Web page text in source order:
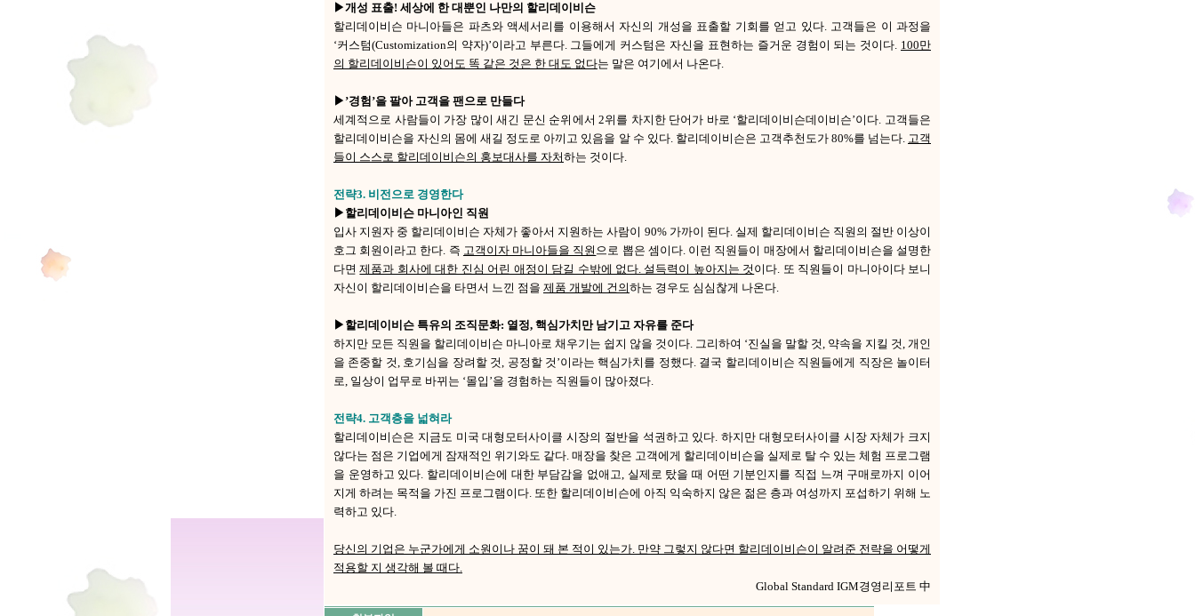
▶개성 표출! 세상에 한 대뿐인 나만의 할리데이비슨
할리데이비슨 마니아들은 파츠와 액세서리를 이용해서 자신의 개성을 표출할 기회를 얻고 있다. 고객들은 이 과정을
‘커스텀(Customization의 약자)’이라고 부른다. 그들에게 커스텀은 자신을 표현하는 즐거운 경험이 되는 것이다. 100만
의 할리데이비슨이 있어도 똑 같은 것은 한 대도 없다는 말은 여기에서 나온다.
▶’경험’을 팔아 고객을 팬으로 만들다
세계적으로 사람들이 가장 많이 새긴 문신 순위에서 2위를 차지한 단어가 바로 ‘할리데이비슨데이비슨’이다. 고객들은
할리데이비슨을 자신의 몸에 새길 정도로 아끼고 있음을 알 수 있다. 할리데이비슨은 고객추천도가 80%를 넘는다. 고객
들이 스스로 할리데이비슨의 홍보대사를 자처하는 것이다.
전략3. 비전으로 경영한다
▶할리데이비슨 마니아인 직원
입사 지원자 중 할리데이비슨 자체가 좋아서 지원하는 사람이 90% 가까이 된다. 실제 할리데이비슨 직원의 절반 이상이
호그 회원이라고 한다. 즉 고객이자 마니아들을 직원 으로 뽑은 셈이다. 이런 직원들이 매장에서 할리데이비슨을 설명한
다면제품과 회사에 대한 진심 어린 애정이 담길 수밖에 없다. 설득력이 높아지는 것 이다. 또 직원들이 마니아이다 보니
자신이 할리데이비슨을 타면서 느낀 점을 제품 개발에 건의하는 경우도 심심찮게 나온다.
▶할리데이비슨 특유의 조직문화: 열정, 핵심가치만 남기고 자유를 준다
하지만 모든 직원을 할리데이비슨 마니아로 채우기는 쉽지 않을 것이다. 그리하여 ‘진실을 말할 것, 약속을 지킬 것, 개인
을 존중할 것, 호기심을 장려할 것, 공정할 것’이라는 핵심가치를 정했다. 결국 할리데이비슨 직원들에게 직장은 놀이터
로, 일상이 업무로 바뀌는 ‘몰입’을 경험하는 직원들이 많아졌다.
전략4. 고객층을 넓혀라
할리데이비슨은 지금도 미국 대형모터사이클 시장의 절반을 석권하고 있다. 하지만 대형모터사이클 시장 자체가 크지
않다는 점은 기업에게 잠재적인 위기와도 같다. 매장을 찾은 고객에게 할리데이비슨을 실제로 탈 수 있는 체험 프로그램
을 운영하고 있다. 할리데이비슨에 대한 부담감을 없애고, 실제로 탔을 때 어떤 기분인지를 직접 느껴 구매로까지 이어
지게 하려는 목적을 가진 프로그램이다. 또한 할리데이비슨에 아직 익숙하지 않은 젊은 층과 여성까지 포섭하기 위해 노
력하고 있다.
당신의 기업은 누군가에게 소원이나 꿈이 돼 본 적이 있는가. 만약 그렇지 않다면 할리데이비슨이 알려준 전략을 어떻게
적용할 지 생각해 볼 때다.
Global Standard IGM경영리포트 中